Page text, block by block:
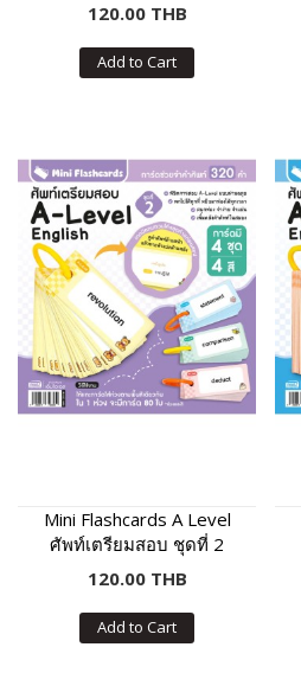
120.00 THB
Add to Cart
Mini Flashcards A Level
ศัพท์เตรียมสอบ ชุดที่ 2
120.00 THB
Add to Cart